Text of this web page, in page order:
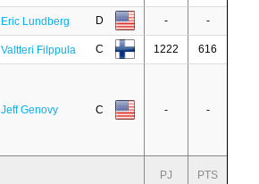
Eric Lundberg D - -
Valtteri Filppula C 1222 616
Jeff Genovy C - -
PJ PTS